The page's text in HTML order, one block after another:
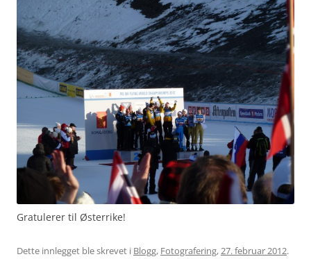
Gratulerer til Østerrike!
Dette innlegget ble skrevet i Blogg, Fotografering,27. februar 2012.